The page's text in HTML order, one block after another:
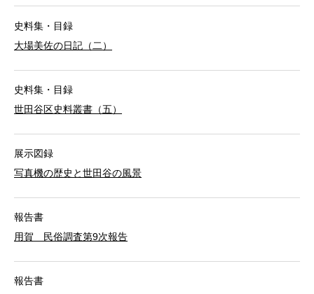
史料集・目録
大場美佐の日記（二）
史料集・目録
世田谷区史料叢書（五）
展示図録
写真機の歴史と世田谷の風景
報告書
用賀 民俗調査第9次報告
報告書